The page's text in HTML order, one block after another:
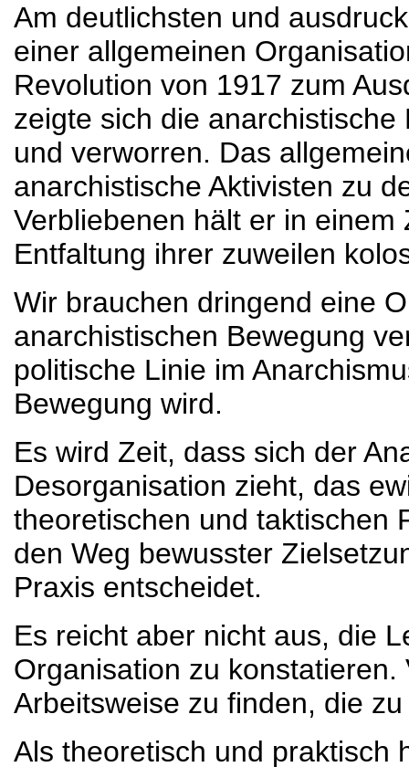
Am deutlichsten und
einer allgemeinen
Revolution von 1917 zum
zeigte sich die
und verworren. Das
anarchistische Aktivisten zu
Verbliebenen hält er in
Entfaltung ihrer zuweilen
Wir brauchen dringend eine
anarchistischen Bewegung
politische Linie im
Bewegung wird.
Es wird Zeit, dass sich der
Desorganisation zieht, das
theoretischen und taktischen
den Weg bewusster
Praxis entscheidet.
Es reicht aber nicht aus, die
Organisation zu
Arbeitsweise zu finden, die
Als theoretisch und praktisch